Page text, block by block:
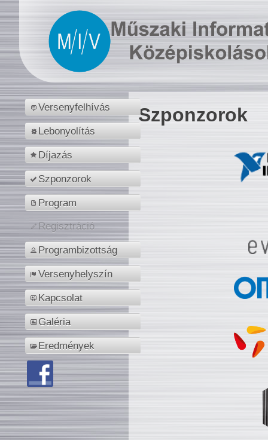
Versenyfelhívás
Lebonyolítás
Díjazás
Szponzorok
Program
Regisztráció
Programbizottság
Versenyhelyszín
Kapcsolat
Galéria
Eredmények
Szponzorok